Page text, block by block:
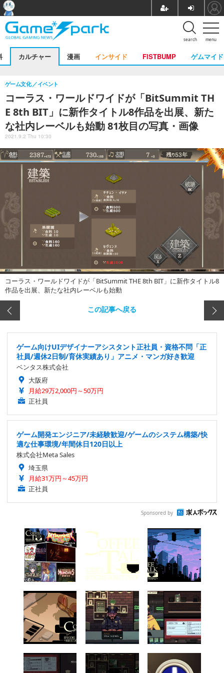
menu
search
カルチャー 漫画 インサイド FISTBUMP ゲムマイド
コーラス・ワールドワイドが「BitSummit TH
E 8th BIT」に新作タイトル8作品を出展、新た
な社内レーベルも始動 81枚目の写真・画像
ゲーム文化 イベント
2021.9.2 Thu 10:30
コーラス・ワールドワイドが「BitSummit THE 8th BIT」に新作タイトル8
作品を出展、新たな社内レーベルも始動
この記事へ戻る
ゲーム向けUIデザイナーアシスタント正社員・資格不問「正
社員/週休2日制/育休実績あり」アニメ・マンガ好き歓迎
ベンタス株式会社
大阪府
月給29万2,000円～50万円
正社員
ゲーム開発エンジニア/未経験歓迎/ゲームのシステム構築/快
適な仕事環境/年間休日120日以上
株式会社Meta Sales
埼玉県
月給31万円～45万円
正社員
Sponsored by